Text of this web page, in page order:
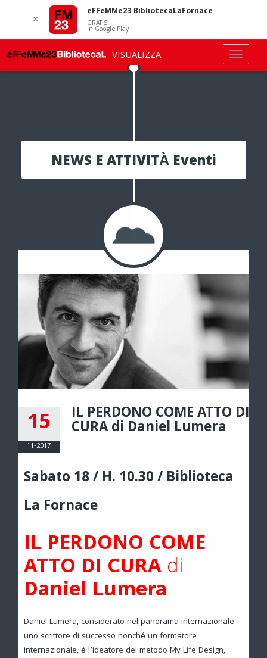
NEWS E ATTIVITÀ Eventi
15
11-2017
IL PERDONO COME ATTO DI
CURA di Daniel Lumera
Sabato 18 / H. 10.30 / Biblioteca
La Fornace
IL PERDONO COME
ATTO DI CURAdi
Daniel Lumera
Daniel Lumera, considerato nel panorama internazionale
uno scrittore di successo nonché un formatore
internazionale, è l’ideatore del metodo My Life Design,
✕
eFFeMMe23 BibliotecaLaFornace
GRATIS
In Google Play
VISUALIZZA